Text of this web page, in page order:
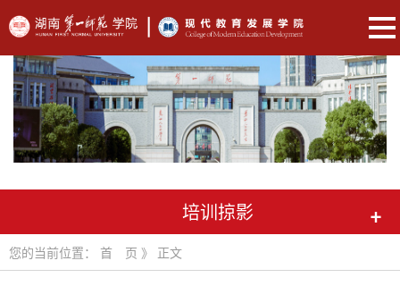
培训掠影 +
您的当前位置： 首 页 》 正文